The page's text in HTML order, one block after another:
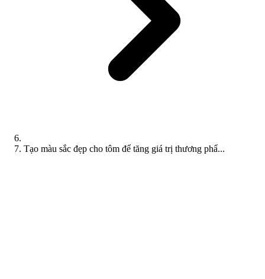
Tạo màu sắc đẹp cho tôm để tăng giá trị thương phẩ...